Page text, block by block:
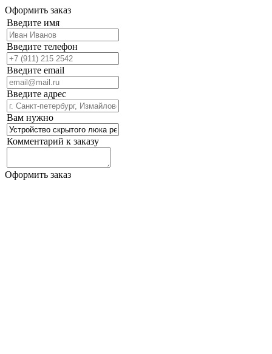
Оформить заказ
Введите имя
Введите телефон
Введите email
Введите адрес
Вам нужно
Комментарий к заказу
Оформить заказ